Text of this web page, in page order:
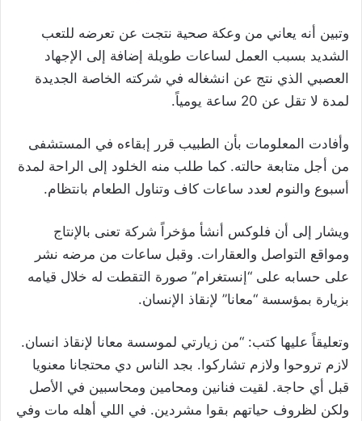
وتبين أنه يعاني من وعكة صحية نتجت عن تعرضه للتعب
الشديد بسبب العمل لساعات طويلة إضافة إلى الإجهاد
العصبي الذي نتج عن انشغاله في شركته الخاصة الجديدة
لمدة لا تقل عن 20 ساعة يومياً.
وأفادت المعلومات بأن الطبيب قرر إبقاءه في المستشفى
من أجل متابعة حالته. كما طلب منه الخلود إلى الراحة لمدة
أسبوع والنوم لعدد ساعات كاف وتناول الطعام بانتظام.
ويشار إلى أن فلوكس أنشأ مؤخراً شركة تعنى بالإنتاج
ومواقع التواصل والعقارات. وقبل ساعات من مرضه نشر
على حسابه على “إنستغرام” صورة التقطت له خلال قيامه
بزيارة بمؤسسة “معانا” لإنقاذ الإنسان.
وتعليقاً عليها كتب: “من زيارتي لموسسة معانا لإنقاذ انسان.
لازم تروحوا ولازم تشاركوا. بجد الناس دي محتجانا معنويا
قبل أي حاجة. لقيت فنانين ومحامين ومحاسبين في الأصل
ولكن لظروف حياتهم بقوا مشردين. في اللي أهله مات وفي